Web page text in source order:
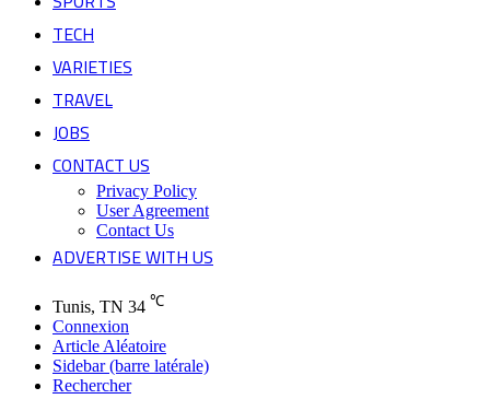
TECH
VARIETIES
TRAVEL
JOBS
CONTACT US
Privacy Policy
User Agreement
Contact Us
ADVERTISE WITH US
Tunis, TN 34 ℃
Connexion
Article Aléatoire
Sidebar (barre latérale)
Rechercher